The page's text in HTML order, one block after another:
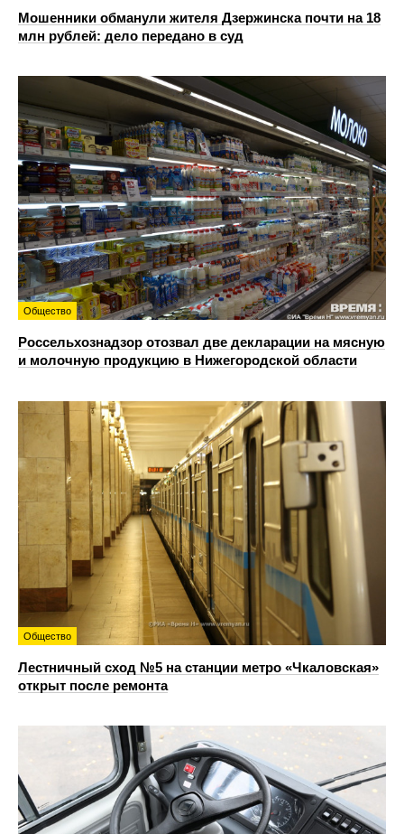
Мошенники обманули жителя Дзержинска почти на 18
млн рублей: дело передано в суд
Общество
Россельхознадзор отозвал две декларации на мясную
и молочную продукцию в Нижегородской области
Общество
Лестничный сход №5 на станции метро «Чкаловская»
открыт после ремонта